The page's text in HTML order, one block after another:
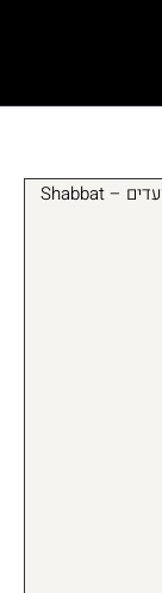
שבת ומועדים – Shabbat